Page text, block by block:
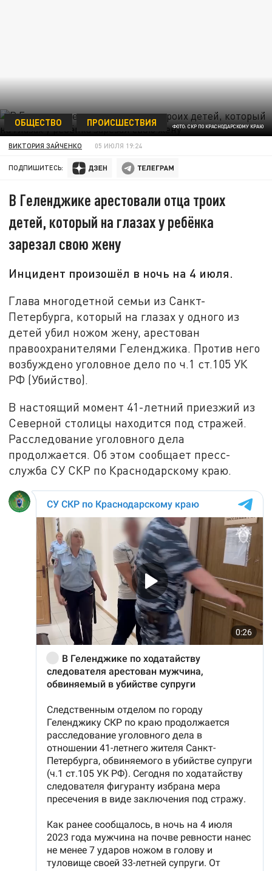
ФОТО: СКР ПО КРАСНОДАРСКОМУ КРАЮ
ОБЩЕСТВО ПРОИСШЕСТВИЯ
ВИКТОРИЯ ЗАЙЧЕНКО 05 ИЮЛЯ 19:24
ПОДПИШИТЕСЬ:
В Геленджике арестовали отца троих
детей, который на глазах у ребёнка
зарезал свою жену
Инцидент произошёл в ночь на 4 июля.
Глава многодетной семьи из Санкт-
Петербурга, который на глазах у одного из
детей убил ножом жену, арестован
правоохранителями Геленджика. Против него
возбуждено уголовное дело по ч.1 ст.105 УК
РФ (Убийство).
В настоящий момент 41-летний приезжий из
Северной столицы находится под стражей.
Расследование уголовного дела
продолжается. Об этом сообщает пресс-
служба СУ СКР по Краснодарскому краю.